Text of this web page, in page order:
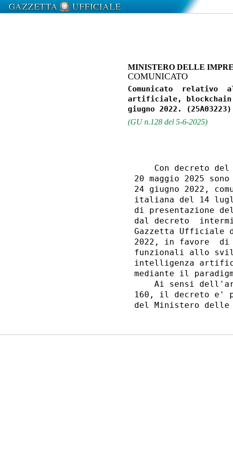
MINISTERO DELLE
COMUNICATO
Comunicato  relativo
artificiale, blockchain
(GU n.128 del 5-6-2025)
Con decreto del
20 maggio 2025
24 giugno 2022,
italiana del 14
di presentazione
dal decreto
Gazzetta Ufficiale
2022, in favore
funzionali allo
intelligenza
mediante il
Ai sensi
160, il decreto e'